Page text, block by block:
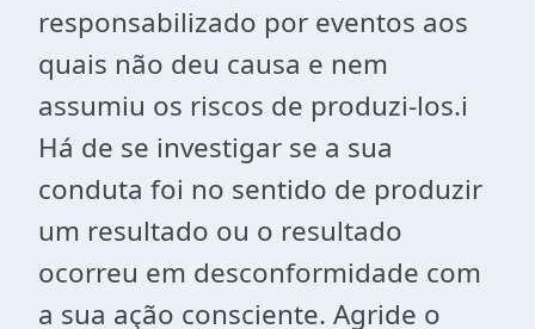
responsabilizado por eventos aos
quais não deu causa e nem
assumiu os riscos de produzi-los.i
Há de se investigar se a sua
conduta foi no sentido de produzir
um resultado ou o resultado
ocorreu em desconformidade com
a sua ação consciente. Agride o